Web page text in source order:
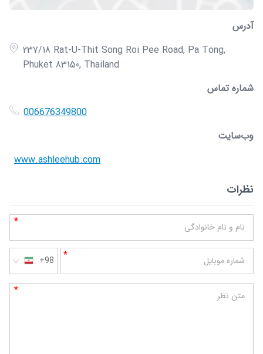
آدرس
237/18 Rat-U-Thit Song Roi Pee Road, Pa Tong,
Phuket 83150, Thailand
شماره تماس
006676349800
وب‌سایت
www.ashleehub.com
نظرات
نام و نام خانوادگی *
+98 شماره موبایل *
متن نظر *